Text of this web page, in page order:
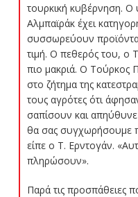
τουρκική κυβέρνηση.
Αλμπαϊράκ έχει
συσσωρεύουν προϊόντα
τιμή. Ο πεθερός του, ο
πιο μακριά. Ο Τούρκος
στο ζήτημα της
τους αγρότες ότι
σαπίσουν και
θα σας συγχωρήσουμε
είπε ο Τ. Ερντογάν.
πληρώσουν».
Παρά τις προσπάθειες